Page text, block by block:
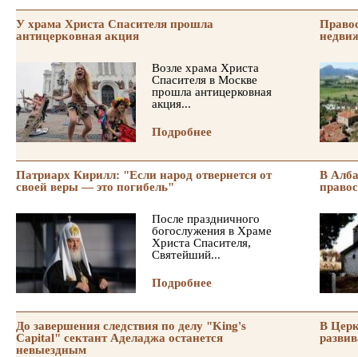
У храма Христа Спасителя прошла
антицерковная акция
Возле храма Христа
Спасителя в Москве
прошла антицерковная
акция...
Подробнее
Патриарх Кирилл: "Если народ отвернется от
своей веры — это погибель"
После праздничного
богослужения в Храме
Христа Спасителя,
Святейший...
Подробнее
В
До завершения следствия по делу "King's
Capital" сектант Аделаджа останется
невыездным
В